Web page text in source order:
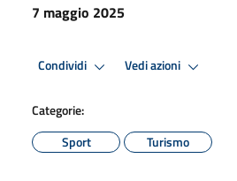
7 maggio 2025
Condividi Vedi azioni
Categorie:
Sport
Turismo